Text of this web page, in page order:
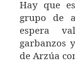
Hay que
grupo de
espera
garbanzos
de Arzúa